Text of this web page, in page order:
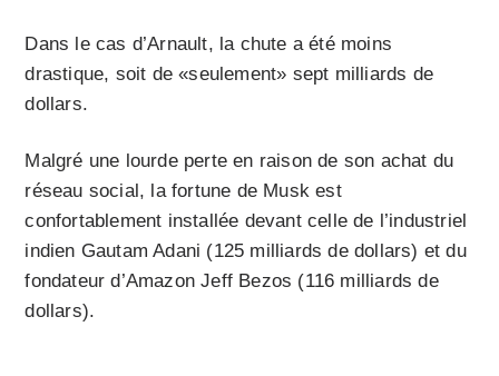
Dans le cas d’Arnault, la chute a été moins
drastique, soit de «seulement» sept milliards de
dollars.
Malgré une lourde perte en raison de son achat du
réseau social, la fortune de Musk est
confortablement installée devant celle de l’industriel
indien Gautam Adani (125 milliards de dollars) et du
fondateur d’Amazon Jeff Bezos (116 milliards de
dollars).